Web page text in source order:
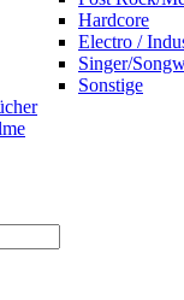
Hardcore
Electro /
Singer/
Sonstige